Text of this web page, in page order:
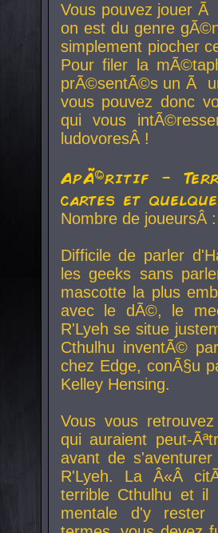
Vous pouvez jouer
on est du genre
simplement piocher
Pour filer la
prÃ©sentÃ©s un Ã
vous pouvez donc
qui vous
ludovoresÂ !
ApÃ©ritif -
cartes et
Nombre de
Difficile de parler
les geeks sans
mascotte la plus
avec le dÃ©, le
R'Lyeh se situe
Cthulhu inventÃ©
chez Edge, conÃ§u
Kelley Hensing.
Vous vous
qui auraient peut-
avant de
R'Lyeh. La Â«Â
terrible Cthulhu et
mentale d'y rester